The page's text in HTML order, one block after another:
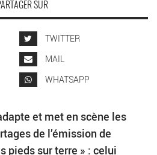
SUR
TWITTER
MAIL
WHATSAPP
et met en scène les
de l’émission de
pieds sur terre » : celui